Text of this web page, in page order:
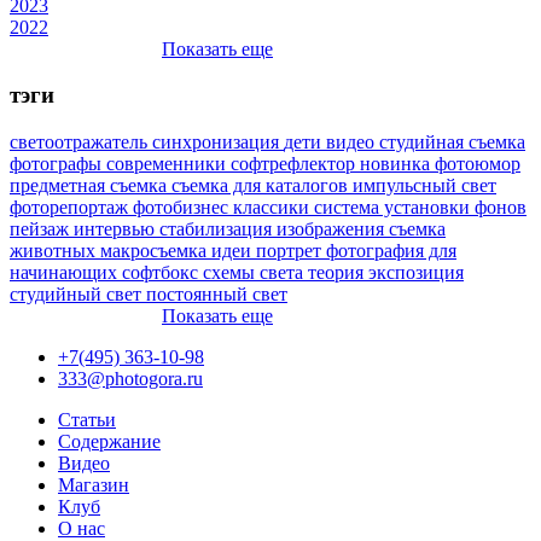
2023
2022
Показать еще
тэги
светоотражатель синхронизация дети видео студийная съемка
фотографы современники софтрефлектор новинка фотоюмор
предметная съемка съемка для каталогов импульсный свет
фоторепортаж фотобизнес классики система установки фонов
пейзаж интервью стабилизация изображения съемка
животных макросъемка идеи портрет фотография для
начинающих софтбокс схемы света теория экспозиция
студийный свет постоянный свет
Показать еще
+7(495) 363-10-98
333@photogora.ru
Статьи
Содержание
Видео
Магазин
Клуб
О нас